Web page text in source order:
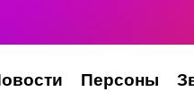
Персоны